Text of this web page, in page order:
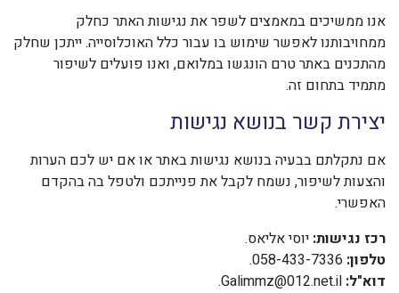
אנו ממשיכים במאמצים לשפר את נגישות האתר כחלק
ממחויבותנו לאפשר שימוש בו עבור כלל האוכלוסייה. ייתכן שחלק
מהתכנים באתר טרם הונגשו במלואם, ואנו פועלים לשיפור
מתמיד בתחום זה.
יצירת קשר בנושא נגישות
אם נתקלתם בבעיה בנושא נגישות באתר או אם יש לכם הערות
והצעות לשיפור, נשמח לקבל את פנייתכם ולטפל בה בהקדם
האפשרי.
רכז נגישות: יוסי אליאס.
טלפון: 058-433-7336.
דוא"ל: Galimmz@012.net.il
.